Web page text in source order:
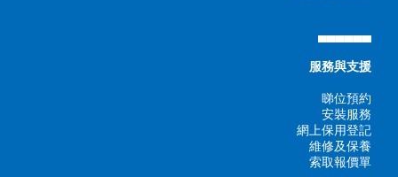
▄▄▄▄▄▄
服務與支援
睇位預約
安裝服務
網上保用登記
維修及保養
索取報價單